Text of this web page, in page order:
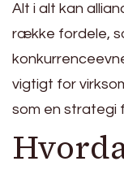
Alt i alt kan
række fordele,
vigtigt for
som en strategi